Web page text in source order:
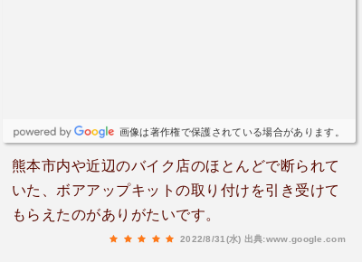
画像は著作権で保護されている場合があります。
熊本市内や近辺のバイク店のほとんどで断られて
いた、ボアアップキットの取り付けを引き受けて
もらえたのがありがたいです。
2022/8/31(水) 出典:www.google.com